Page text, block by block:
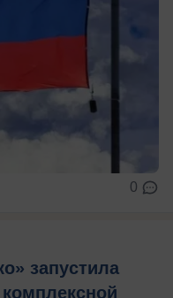
0
запустила